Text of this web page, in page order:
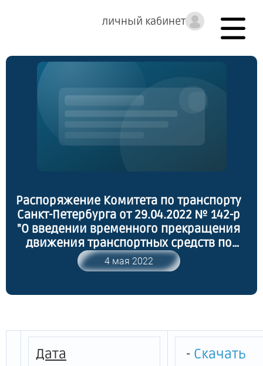
личный кабинет
Распоряжение Комитета по транспорту
Санкт-Петербурга от 29.04.2022 № 142-р
"О введении временного прекращения
движения транспортных средств по
автомобильным дорогам регионального
значения в Санкт-Петербурге"
4 мая 2022
Дата
- Скачать